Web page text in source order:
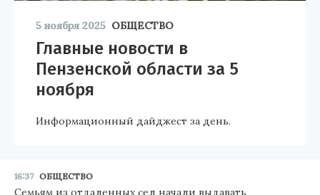
5 ноября 2025 ОБЩЕСТВО
Главные новости в
Пензенской области за 5
ноября
Информационный дайджест за день.
16:37 ОБЩЕСТВО
Семьям из отдаленных сел начали выдавать